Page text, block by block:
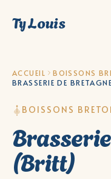
Ty Louis
ACCUEIL
BOISSONS
BRASSERIE DE
BOISSONS
(Britt)